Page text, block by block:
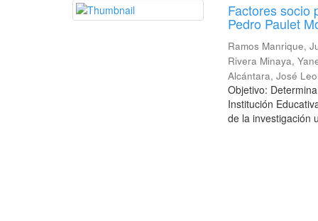
Factores socio
Pedro Paulet
Ramos Manrique,
Rivera Minaya,
Alcántara, José
Objetivo:
Institución
de la investigación